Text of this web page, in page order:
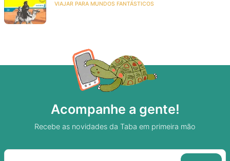
VIAJAR PARA MUNDOS FANTÁSTICOS
Acompanhe a gente!
Recebe as novidades da Taba em primeira mão